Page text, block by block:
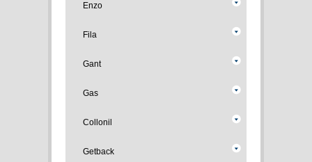
Enzo
Fila
Gant
Gas
Collonil
Getback